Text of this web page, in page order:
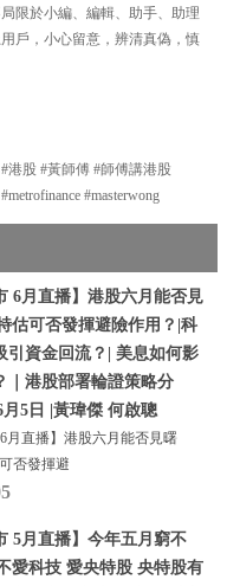
限於小編、編輯、助手、助理
戶，小心留意，辨清真偽，慎
港股 #黃師傅 #師傅講港股
#masterwong
6月直播】港股六月能否見
估可否發揮避險作用？|科
引資金回流？| 美息如何影
｜港股部署輪證策略分
月5日 |黃瑋傑 何啟聰
6月直播】港股六月能否見曙
否發揮避
5月直播】今年五月窮不
愛科技 愛央特股 央特股有